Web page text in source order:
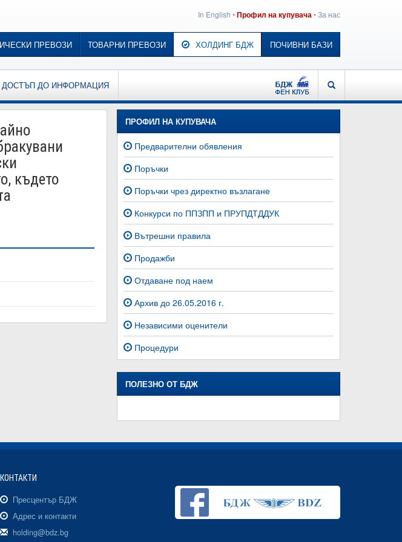
In English •Профил на купувача•За нас
ПРЕВОЗИ ТОВАРНИ ПРЕВОЗИ ХОЛДИНГ БДЖ ПОЧИВНИ БАЗИ
ДОСТЪП ДО ИНФОРМАЦИЯ ТЪРСЕНЕ
където
ПРОФИЛ НА КУПУВАЧА
Предварителни обявления
Поръчки
Поръчки чрез директно възлагане
Конкурси по ППЗПП и ПРУПДТДДУК
Вътрешни правила
Продажби
Отдаване под наем
Архив до 26.05.2016 г.
Независими оценители
Процедури
ПОЛЕЗНО ОТ БДЖ
КОНТАКТИ
Пресцентър БДЖ
Адрес и контакти
holding@bdz.bg